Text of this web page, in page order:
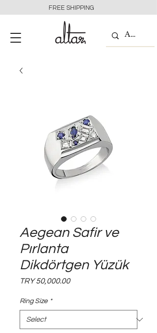
FREE SHIPPING
Aegean Safir ve
Pırlanta
Dikdörtgen Yüzük
TRY 50,000.00Price
Ring Size *